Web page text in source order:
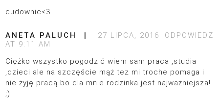
cudownie<3
ODPOWIEDZ
ANETA PALUCH
27 LIPCA, 2016
AT 9:11 AM
Ciężko wszystko pogodzić wiem sam praca ,studia
,dzieci ale na szczęście mąż tez mi troche pomaga i
nie żyję pracą bo dla mnie rodzinka jest najważniejsza!
;)